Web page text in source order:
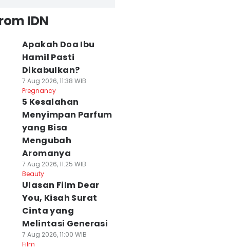
IDN
Apakah Doa Ibu
Hamil Pasti
Dikabulkan?
7 Aug 2026, 11:38 WIB
Pregnancy
5 Kesalahan
Menyimpan Parfum
yang Bisa
Mengubah
Aromanya
7 Aug 2026, 11:25 WIB
Beauty
Ulasan Film Dear
You, Kisah Surat
Cinta yang
Melintasi Generasi
7 Aug 2026, 11:00 WIB
Film